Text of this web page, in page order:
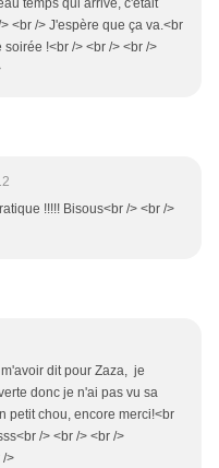
temps qui arrive, c'était
<br /> J'espère que ça va.<br
!<br /> <br /> <br />
!!!!! Bisous<br /> <br />
dit pour Zaza, je
donc je n'ai pas vu sa
petit chou, encore merci!<br
/> <br /> <br />
/>